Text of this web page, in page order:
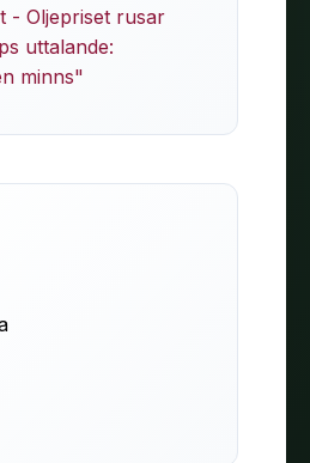
- Oljepriset rusar
uttalande:
minns"